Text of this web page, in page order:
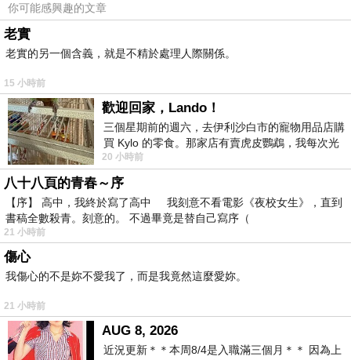
你可能感興趣的文章
老實
老實的另一個含義，就是不精於處理人際關係。
15 小時前
歡迎回家，Lando！
三個星期前的週六，去伊利沙白市的寵物用品店購
買 Kylo 的零食。那家店有賣虎皮鸚鵡，我每次光
顧都會去看一下。他們偶爾會引進 C
20 小時前
八十八頁的青春～序
【序】 高中，我終於寫了高中 我刻意不看電影《夜校女生》，直到
書稿全數殺青。刻意的。 不過畢竟是替自己寫序（
21 小時前
傷心
我傷心的不是妳不愛我了，而是我竟然這麼愛妳。
21 小時前
AUG 8, 2026
近況更新＊＊本周8/4是入職滿三個月＊＊ 因為上